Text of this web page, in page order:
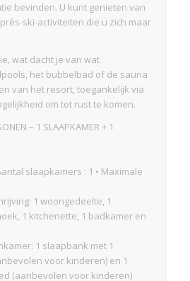
bevinden. U kunt genieten van
ski-activiteiten die u zich maar
wat dacht je van wat
het bubbelbad of de sauna
van het resort, toegankelijk via
om tot rust te komen.
– 1 SLAAPKAMER + 1
slaapkamers : 1 • Maximale
1 woongedeelte, 1
1 kitchenette, 1 badkamer en
1 slaapbank met 1
voor kinderen) en 1
(aanbevolen voor kinderen)